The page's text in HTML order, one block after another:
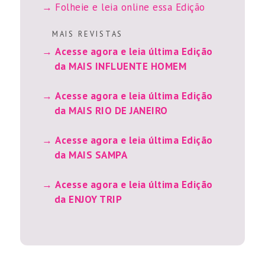
Folheie e leia online essa Edição
M A I S R E V I S T A S
Acesse agora e leia última Edição
da MAIS INFLUENTE HOMEM
Acesse agora e leia última Edição
da MAIS RIO DE JANEIRO
Acesse agora e leia última Edição
da MAIS SAMPA
Acesse agora e leia última Edição
da ENJOY TRIP